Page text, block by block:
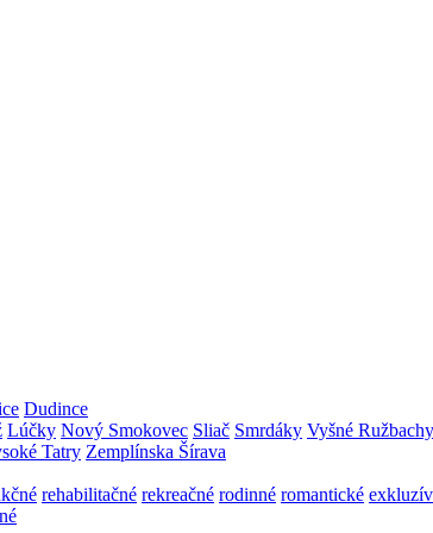
Dudince
Lúčky Nový Smokovec Sliač Smrdáky Vyšné Ružbachy
Tatry Zemplínska Šírava
rehabilitačné rekreačné rodinné romantické